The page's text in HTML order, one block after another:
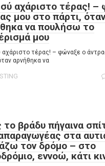
αχάριστο τέρας! –
μου στο πάρτι, όταν
να πουλήσω το
μου
αχάριστο τέρας! – φώναξε ο
αρνήθηκα να
βράδυ πήγαινα
στα
τον δρόμο – στο
εννοώ, κάτι